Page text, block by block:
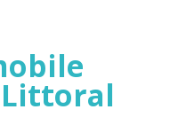
Littoral